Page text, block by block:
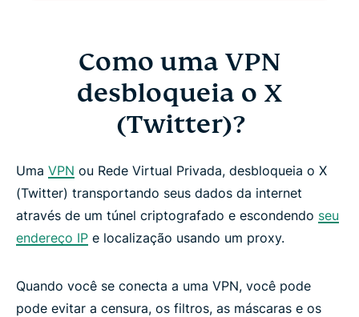
Como uma VPN
desbloqueia o X
(Twitter)?
Uma VPN ou Rede Virtual Privada, desbloqueia o X
(Twitter) transportando seus dados da internet
através de um túnel criptografado e escondendo seu
endereço IP e localização usando um proxy.
Quando você se conecta a uma VPN, você pode
pode evitar a censura, os filtros, as máscaras e os